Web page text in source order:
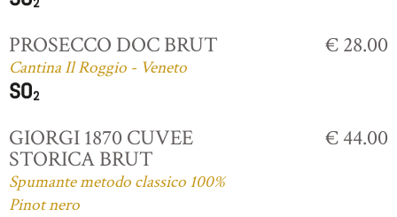
PROSECCO DOC BRUT
Cantina Il Roggio - Veneto
€ 28.00
GIORGI 1870 CUVEE
STORICA BRUT
Spumante metodo classico 100%
Pinot nero
€ 44.00